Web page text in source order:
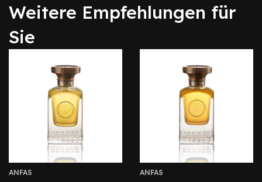
Weitere Empfehlungen für
Sie
ANFAS ANFAS